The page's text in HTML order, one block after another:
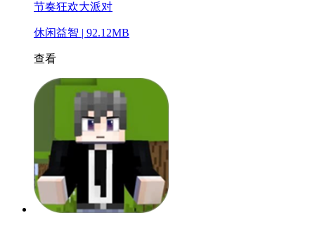
节奏狂欢大派对
休闲益智 | 92.12MB
查看